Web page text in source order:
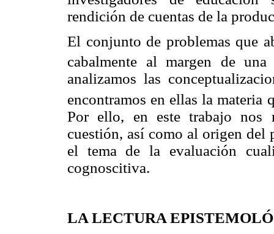
rendición de cuentas de la
El conjunto de problemas que
cabalmente al margen de una
analizamos las
encontramos en ellas la materia
Por ello, en este trabajo nos
cuestión, así como al origen del
el tema de la evaluación
cognoscitiva.
LA LECTURA